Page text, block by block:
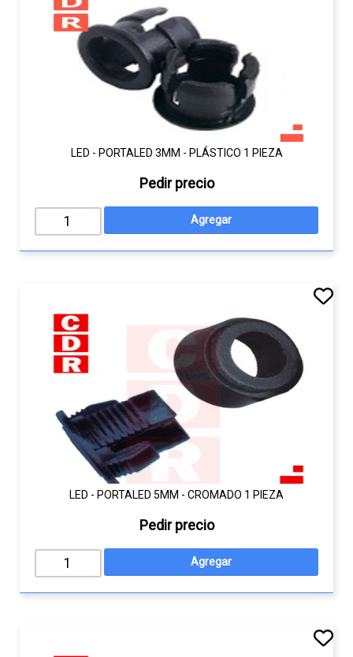
LED - PORTALED 3MM - PLÁSTICO 1 PIEZA
Pedir precio
LED - PORTALED 5MM - CROMADO 1 PIEZA
Pedir precio